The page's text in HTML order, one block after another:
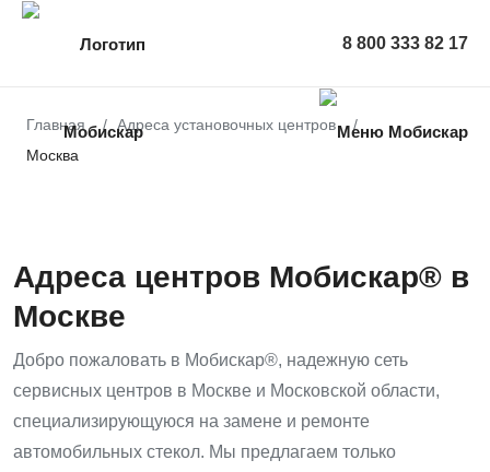
8 800 333 82 17
Главная
Адреса установочных центров
Москва
Адреса центров Мобискар® в
Москве
Добро пожаловать в Мобискар®, надежную сеть
сервисных центров в Москве и Московской области,
специализирующуюся на замене и ремонте
автомобильных стекол. Мы предлагаем только